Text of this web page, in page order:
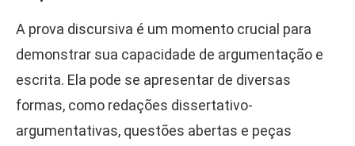
A prova discursiva é um momento crucial para
demonstrar sua capacidade de argumentação e
escrita. Ela pode se apresentar de diversas
formas, como redações dissertativo-
argumentativas, questões abertas e peças